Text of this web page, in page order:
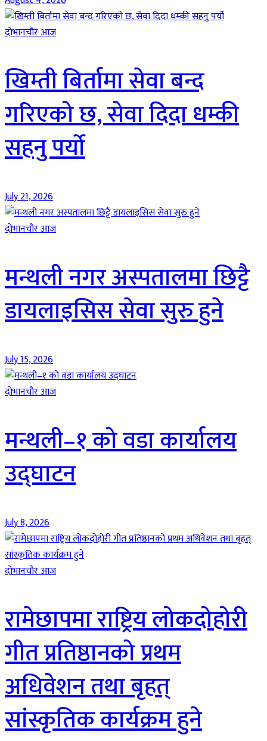
दाेभानचाैर आज
खिम्ती बिर्तामा सेवा बन्द
गरिएको छ, सेवा दिदा धम्की
सहनु पर्यो
July 21, 2026
दाेभानचाैर आज
मन्थली नगर अस्पतालमा छिट्टै
डायलाइसिस सेवा सुरु हुने
July 15, 2026
दाेभानचाैर आज
मन्थली–१ को वडा कार्यालय
उद्घाटन
July 8, 2026
दाेभानचाैर आज
रामेछापमा राष्ट्रिय लोकदोहोरी
गीत प्रतिष्ठानको प्रथम
अधिवेशन तथा बृहत्
सांस्कृतिक कार्यक्रम हुने